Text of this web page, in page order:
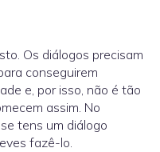
Os diálogos precisam
conseguirem
e, por isso, não é tão
assim. No
tens um diálogo
fazê-lo.